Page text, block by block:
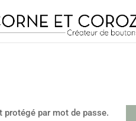
par mot de passe.